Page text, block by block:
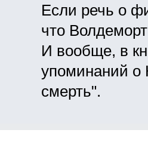
Если речь о
что
И вообще, в
упоминаний о
смерть".